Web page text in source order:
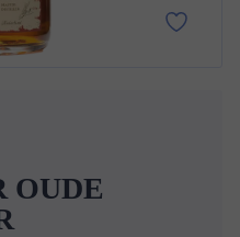
OUDE